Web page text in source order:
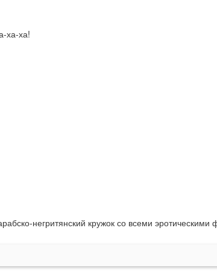
ха-ха!
негритянский кружок со всеми эротическими